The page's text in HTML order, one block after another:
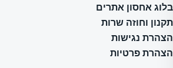
בלוג אחסון אתרים
תקנון וחוזה שרות
הצהרת נגישות
הצהרת פרטיות